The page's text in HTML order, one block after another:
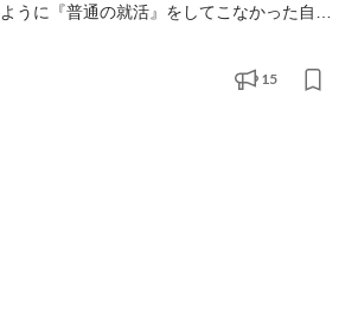
うに『普通の就活』をしてこなかった自分
そんな“変わった道”を歩ん
まで、世間の「普通」とは少し違う、あな
15